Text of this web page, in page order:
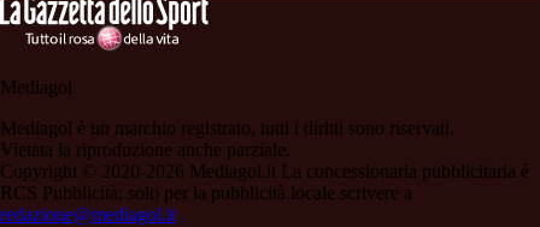
Mediagol
Mediagol è un marchio registrato, tutti i diritti sono riservati.
Vietata la riproduzione anche parziale.
Copyright © 2020-2026 Mediagol.it La concessionaria pubblicitaria è
RCS Pubblicità; solo per la pubblicità locale scrivere a
redazione@mediagol.it